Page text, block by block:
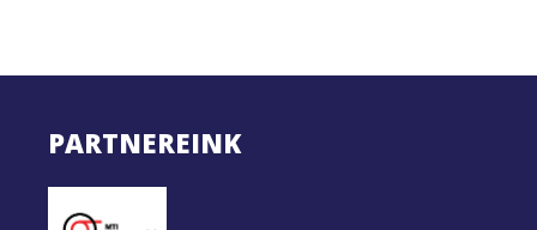
PARTNEREINK